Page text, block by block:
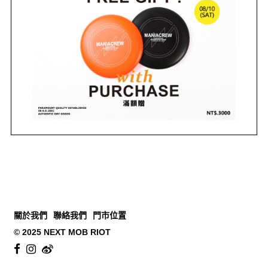
關於我們 聯絡我們
門市位置
© 2025 NEXT MOB RIOT